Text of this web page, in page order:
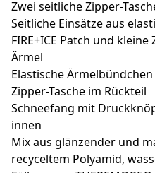
Zwei seitliche Zipper-
Seitliche Einsätze aus
FIRE+ICE Patch und
Ärmel
Elastische
Zipper-Tasche im Rückteil
Schneefang mit
innen
Mix aus glänzender und
recyceltem Polyamid,